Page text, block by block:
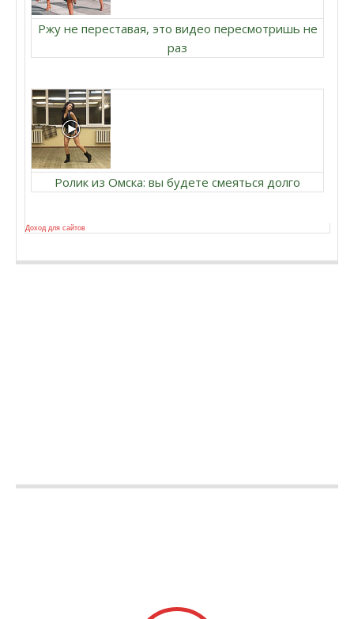
Ржу не переставая, это видео пересмотришь не
раз
Ролик из Омска: вы будете смеяться долго
Доход для сайтов